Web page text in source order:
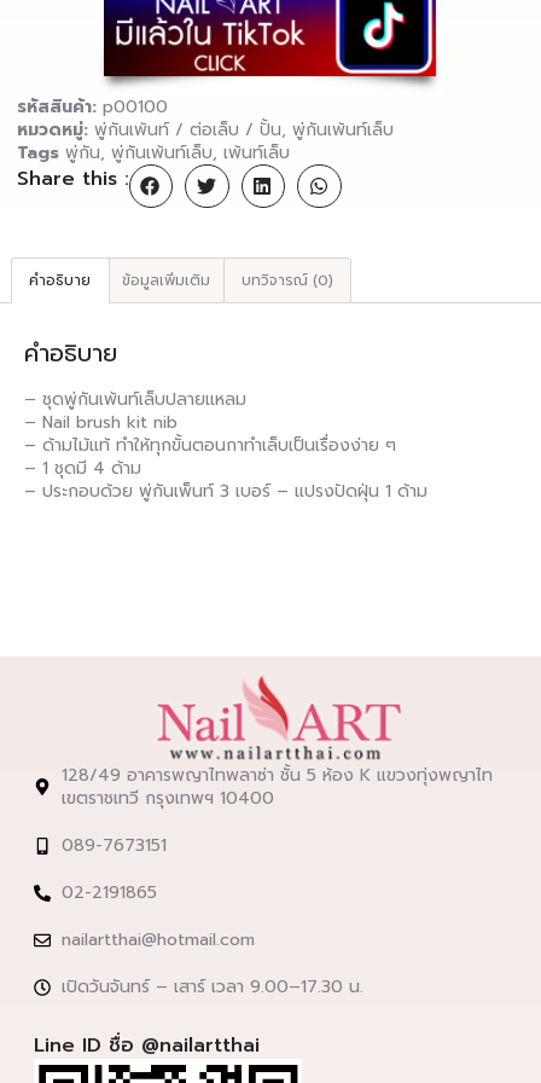
รหัสสินค้า: p00100
หมวดหมู่: พู่กันเพ้นท์ / ต่อเล็บ / ปั้น, พู่กันเพ้นท์เล็บ
Tags พู่กัน, พู่กันเพ้นท์เล็บ, เพ้นท์เล็บ
Share this :
คำอธิบาย ข้อมูลเพิ่มเติม บทวิจารณ์ (0)
คำอธิบาย
– ชุดพู่กันเพ้นท์เล็บปลายแหลม
– Nail brush kit nib
– ด้ามไม้แท้ ทำให้ทุกขั้นตอนกาทำเล็บเป็นเรื่องง่าย ๆ
– 1 ชุดมี 4 ด้าม
– ประกอบด้วย พู่กันเพ็นท์ 3 เบอร์ – แปรงปัดฝุ่น 1 ด้าม
128/49 อาคารพญาไทพลาซ่า ชั้น 5 ห้อง K แขวงทุ่งพญาไท
เขตราชเทวี กรุงเทพฯ 10400
089-7673151
02-2191865
nailartthai@hotmail.com
เปิดวันจันทร์ – เสาร์ เวลา 9.00–17.30 น.
Line ID ชื่อ @nailartthai